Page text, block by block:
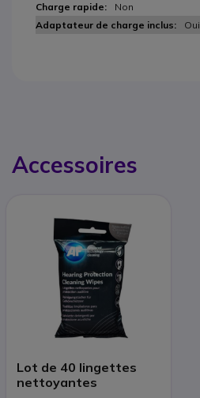
Non
Oui
Accessoires
Lot de 40 lingettes
nettoyantes